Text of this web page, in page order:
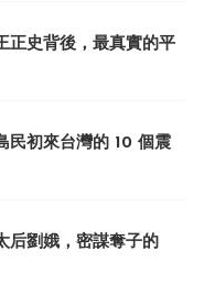
正史背後，最真實的平
民初來台灣的 10 個震
后劉娥，密謀奪子的